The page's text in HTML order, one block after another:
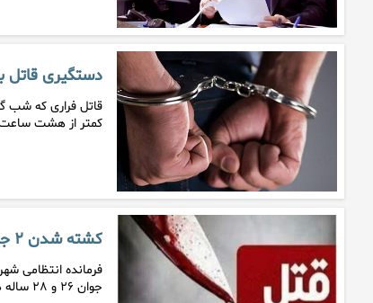
دستگیری قاتل
قاتل فراری که شب
کمتر از هشت
کشته شدن ۲ جوان ۲۶ و ۲۸ سال در خواف
جوان ۲۶ و ۲۸ ساله در اثر تیراندازی…